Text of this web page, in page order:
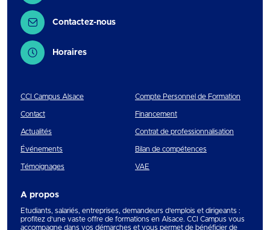
Contactez-nous
Horaires
CCI Campus Alsace
Contact
Actualités
Événements
Témoignages
Compte Personnel de Formation
Financement
Contrat de professionnalisation
Bilan de compétences
VAE
A propos
Etudiants, salariés, entreprises, demandeurs d’emplois et dirigeants :
profitez d’une vaste offre de formations en Alsace. CCI Campus vous
accompagne dans vos démarches et vous permet de bénéficier de